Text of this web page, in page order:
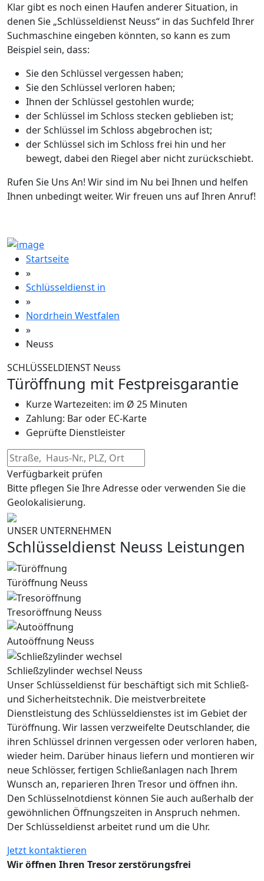
Klar gibt es noch einen Haufen anderer Situation, in
denen Sie „Schlüsseldienst Neuss“ in das Suchfeld Ihrer
Suchmaschine eingeben könnten, so kann es zum
Beispiel sein, dass:
Sie den Schlüssel vergessen haben;
Sie den Schlüssel verloren haben;
Ihnen der Schlüssel gestohlen wurde;
der Schlüssel im Schloss stecken geblieben ist;
der Schlüssel im Schloss abgebrochen ist;
der Schlüssel sich im Schloss frei hin und her
bewegt, dabei den Riegel aber nicht zurückschiebt.
Rufen Sie Uns An! Wir sind im Nu bei Ihnen und helfen
Ihnen unbedingt weiter. Wir freuen uns auf Ihren Anruf!
Startseite
»
Schlüsseldienst in
»
Nordrhein Westfalen
»
Neuss
SCHLÜSSELDIENST Neuss
Türöffnung mit Festpreisgarantie
Kurze Wartezeiten: im Ø 25 Minuten
Zahlung: Bar oder EC-Karte
Geprüfte Dienstleister
Verfügbarkeit prüfen
Bitte pflegen Sie Ihre Adresse oder verwenden Sie die
Geolokalisierung.
UNSER UNTERNEHMEN
Schlüsseldienst Neuss Leistungen
Türöffnung Neuss
Tresoröffnung Neuss
Autoöffnung Neuss
Schließzylinder wechsel Neuss
Unser Schlüsseldienst für beschäftigt sich mit Schließ-
und Sicherheitstechnik. Die meistverbreitete
Dienstleistung des Schlüsseldienstes ist im Gebiet der
Türöffnung. Wir lassen verzweifelte Deutschlander, die
ihren Schlüssel drinnen vergessen oder verloren haben,
wieder heim. Darüber hinaus liefern und montieren wir
neue Schlösser, fertigen Schließanlagen nach Ihrem
Wunsch an, reparieren Ihren Tresor und öffnen ihn.
Den Schlüsselnotdienst können Sie auch außerhalb der
gewöhnlichen Öffnungszeiten in Anspruch nehmen.
Der Schlüsseldienst arbeitet rund um die Uhr.
Jetzt kontaktieren
Wir öffnen Ihren Tresor zerstörungsfrei